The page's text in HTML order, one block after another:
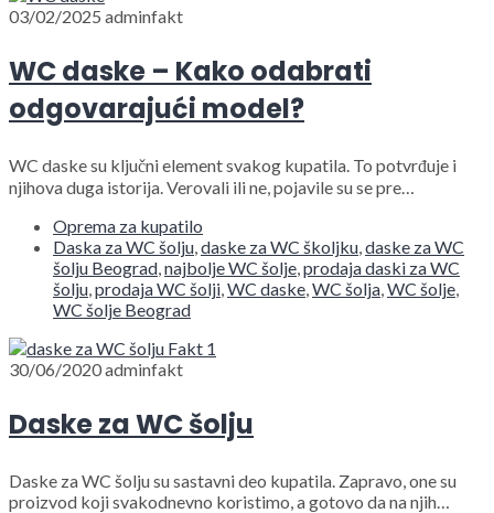
03/02/2025 adminfakt
WC daske – Kako odabrati
odgovarajući model?
WC daske su ključni element svakog kupatila. To potvrđuje i
njihova duga istorija. Verovali ili ne, pojavile su se pre…
Oprema za kupatilo
Daska za WC šolju,daske za WC školjku,daske za WC
šolju Beograd,najbolje WC šolje,prodaja daski za WC
šolju,prodaja WC šolji,WC daske,WC šolja,WC šolje,
WC šolje Beograd
30/06/2020adminfakt
Daske za WC šolju
Daske za WC šolju su sastavni deo kupatila. Zapravo, one su
proizvod koji svakodnevno koristimo, a gotovo da na njih…